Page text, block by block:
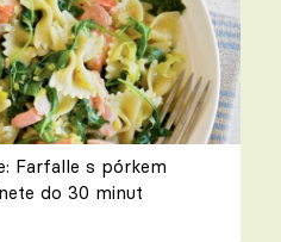
Farfalle s pórkem
do 30 minut